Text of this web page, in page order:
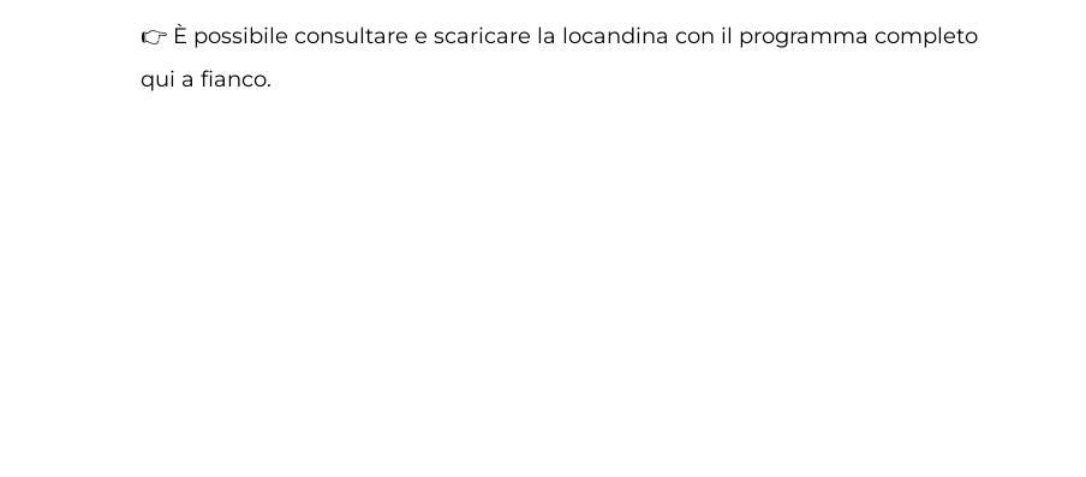
👉 È possibile consultare e scaricare la locandina con il programma completo
qui a fianco.